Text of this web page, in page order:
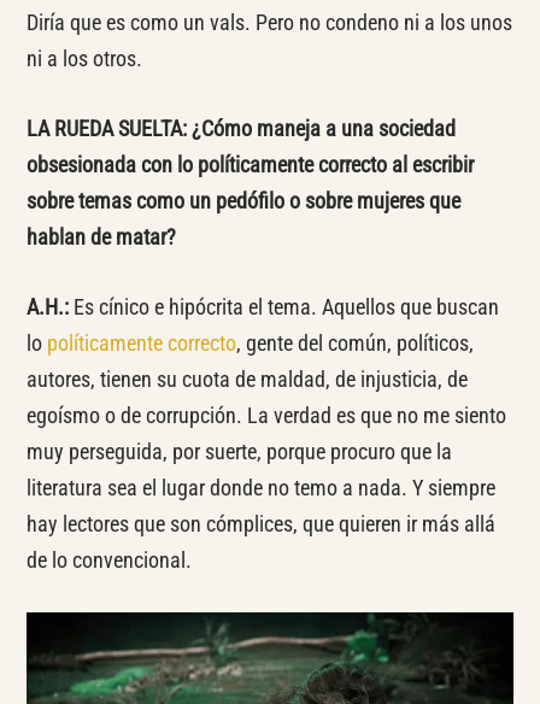
Diría que es como un vals. Pero no condeno ni a los unos
ni a los otros.
LA RUEDA SUELTA:¿Cómo maneja a una sociedad
obsesionada con lo políticamente correcto al escribir
sobre temas como un pedófilo o sobre mujeres que
hablan de matar?
A.H.:Es cínico e hipócrita el tema. Aquellos que buscan
lo políticamente correcto, gente del común, políticos,
autores, tienen su cuota de maldad, de injusticia, de
egoísmo o de corrupción. La verdad es que no me siento
muy perseguida, por suerte, porque procuro que la
literatura sea el lugar donde no temo a nada. Y siempre
hay lectores que son cómplices, que quieren ir más allá
de lo convencional.